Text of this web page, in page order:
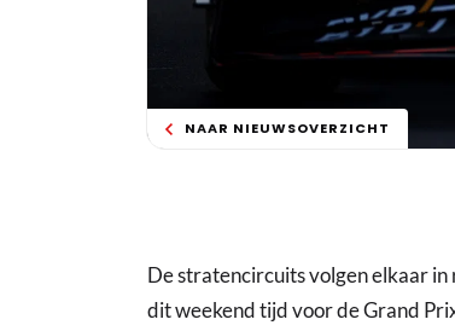
NAAR NIEUWSOVERZICHT
De stratencircuits volgen elkaar in
dit weekend tijd voor de Grand